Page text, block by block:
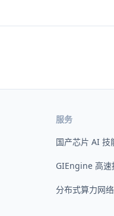
服务
国产芯片 AI 技
GIEngine 高速
分布式算力网络